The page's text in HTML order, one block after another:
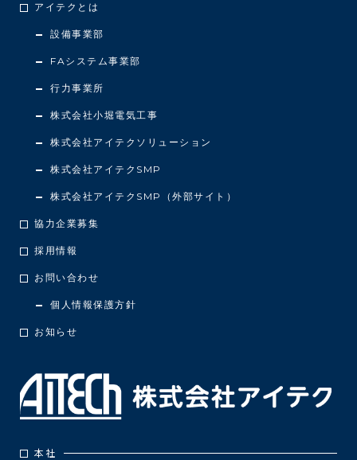
アイテクとは
設備事業部
FAシステム事業部
行力事業所
株式会社小堀電気工事
株式会社アイテクソリューション
株式会社アイテクSMP
株式会社アイテクSMP（外部サイト）
協力企業募集
採用情報
お問い合わせ
個人情報保護方針
お知らせ
本社